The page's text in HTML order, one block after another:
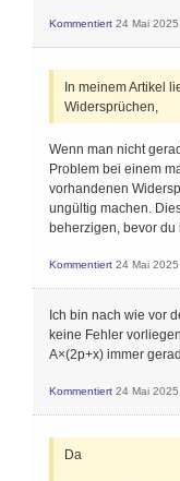
Kommentiert 24 Mai 2025
In meinem Artikel
Widersprüchen,
Wenn man nicht
Problem bei einem
vorhandenen
ungültig machen.
beherzigen, bevor
Kommentiert 24 Mai 2025
Ich bin nach wie vor
keine Fehler
A×(2p+x) immer
Kommentiert 24 Mai 2025
Da